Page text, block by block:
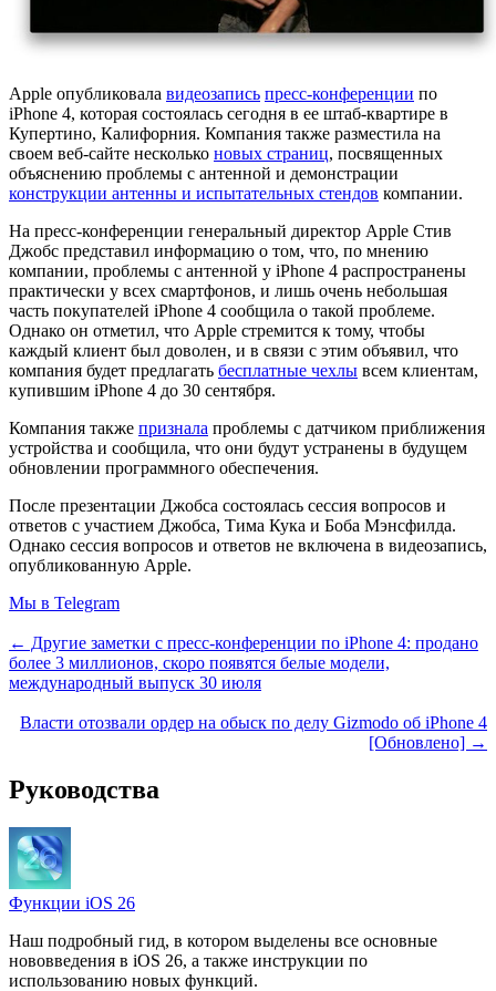
Apple опубликовала видеозапись пресс-конференции по
iPhone 4, которая состоялась сегодня в ее штаб-квартире в
Купертино, Калифорния. Компания также разместила на
своем веб-сайте несколько новых страниц, посвященных
объяснению проблемы с антенной и демонстрации
конструкции антенны и испытательных стендов компании.
На пресс-конференции генеральный директор Apple Стив
Джобс представил информацию о том, что, по мнению
компании, проблемы с антенной у iPhone 4 распространены
практически у всех смартфонов, и лишь очень небольшая
часть покупателей iPhone 4 сообщила о такой проблеме.
Однако он отметил, что Apple стремится к тому, чтобы
каждый клиент был доволен, и в связи с этим объявил, что
компания будет предлагать бесплатные чехлы всем клиентам,
купившим iPhone 4 до 30 сентября.
Компания также признала проблемы с датчиком приближения
устройства и сообщила, что они будут устранены в будущем
обновлении программного обеспечения.
После презентации Джобса состоялась сессия вопросов и
ответов с участием Джобса, Тима Кука и Боба Мэнсфилда.
Однако сессия вопросов и ответов не включена в видеозапись,
опубликованную Apple.
Мы в Telegram
← Другие заметки с пресс-конференции по iPhone 4: продано
более 3 миллионов, скоро появятся белые модели,
международный выпуск 30 июля
Власти отозвали ордер на обыск по делу Gizmodo об iPhone 4
[Обновлено] →
Руководства
Функции iOS 26
Наш подробный гид, в котором выделены все основные
нововведения в iOS 26, а также инструкции по
использованию новых функций.